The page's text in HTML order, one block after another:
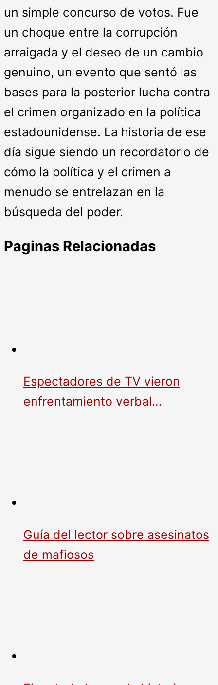
un simple concurso de votos. Fue
un choque entre la corrupción
arraigada y el deseo de un cambio
genuino, un evento que sentó las
bases para la posterior lucha contra
el crimen organizado en la política
estadounidense. La historia de ese
día sigue siendo un recordatorio de
cómo la política y el crimen a
menudo se entrelazan en la
búsqueda del poder.
Paginas Relacionadas
Espectadores de TV vieron
enfrentamiento verbal…
Guía del lector sobre asesinatos
de mafiosos